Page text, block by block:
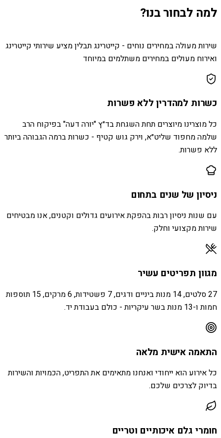
למה לבחור בנו?
שירות מעולה במחירים נוחים - קייטרינג תבלין מציע שירותי קייטרינג
ואירוח מעולים במחירים משתלמים במיוחד
כשרות למהדרין ללא פשרות
כל מוצרינו מיוצרים תחת השגחת בד״ץ "יורה דעה" בפיקוח הרב
שלמה מחפוד שליט״א, וירק גוש קטיף - כשרות ברמה הגבוהה ביותר
ללא פשרות.
ניסיון של שנים בתחום
עם שנות ניסיון רבות בהפקת אירועים גדולים וקטנים, אנו מבטיחים
שירות מקצועי וחלק.
מגוון תפריטים עשיר
27 סלטים, 14 מנות ביניים ודגים, 7 פשטידות, 6 מרקים, 15 תוספות
חמות ו-13 מנות בשר עיקריות - כולם בעבודת יד.
התאמה אישית מלאה
כל אירוע הוא ייחודי ואנחנו מתאימים את התפריט, הכמויות והשירות
בדיוק לצרכים שלכם.
חומרי גלם איכותיים וטריים